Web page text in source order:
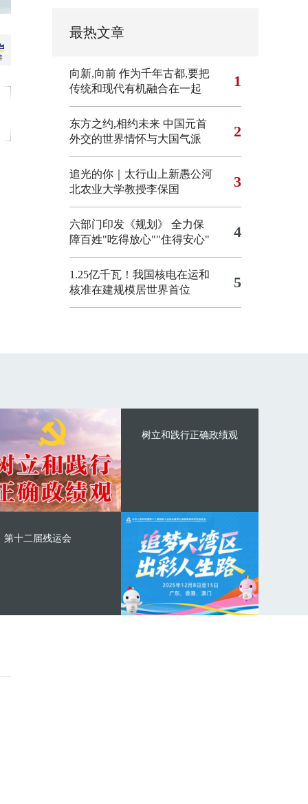
最热文章
向新,向前 作为千年古都,要把
传统和现代有机融合在一起
1
东方之约,相约未来 中国元首
外交的世界情怀与大国气派
2
追光的你｜太行山上新愚公河
北农业大学教授李保国
3
六部门印发《规划》 全力保
障百姓"吃得放心""住得安心"
4
1.25亿千瓦！我国核电在运和
核准在建规模居世界首位
5
树立和践行正确政绩观
第十二届残运会